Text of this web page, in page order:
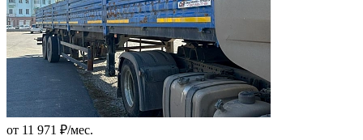
от 11 971 ₽/мес.